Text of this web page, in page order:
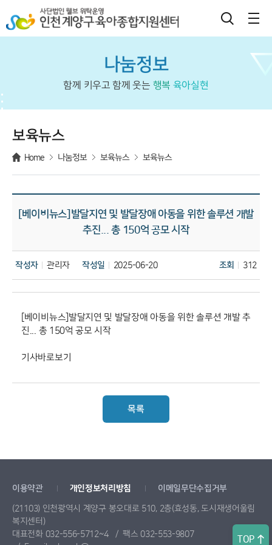
나눔정보
함께 키우고 함께 웃는 행복 육아실현
보육뉴스
Home 나눔정보 보육뉴스 보육뉴스
[베이비뉴스]발달지연 및 발달장애 아동을 위한 솔루션 개발
추진... 총 150억 공모 시작
작성자 관리자 작성일 2025-06-20 조회 312
[베이비뉴스]발달지연 및 발달장애 아동을 위한 솔루션 개발 추
진... 총 150억 공모 시작
기사바로보기
목록
이용약관 개인정보처리방침 이메일무단수집거부
(21103) 인천광역시 계양구 봉오대로 510, 2층(효성동, 도시재생어울림
복지센터)
대표전화 032-556-5712~4
팩스 032-553-9807
TOP